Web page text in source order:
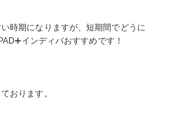
時期になりますが、短期間でどうに
インディバおすすめです！
おります。